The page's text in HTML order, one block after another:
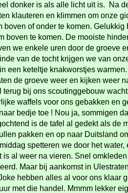
donker is als alle licht uit is. Na
klauteren en klimmen om onze
boven of onder te komen.
boven te komen. De mooiste
we enkele uren door de groeve
van de tocht krijgen we van
een keteltje knakworstjes
de groeve weer en kijken weer
terug bij ons scoutinggebouw
waffels voor ons gebakken en
bedje toe ! Nou ja, sommigen
is de tafel al gedekt als de
pakken en op naar Duitsland
spetteren we door het
is al weer na vieren. Snel
Maar bij aankomst in
hebben alles al voor ons klaar
met die handel. Mmmm lekker